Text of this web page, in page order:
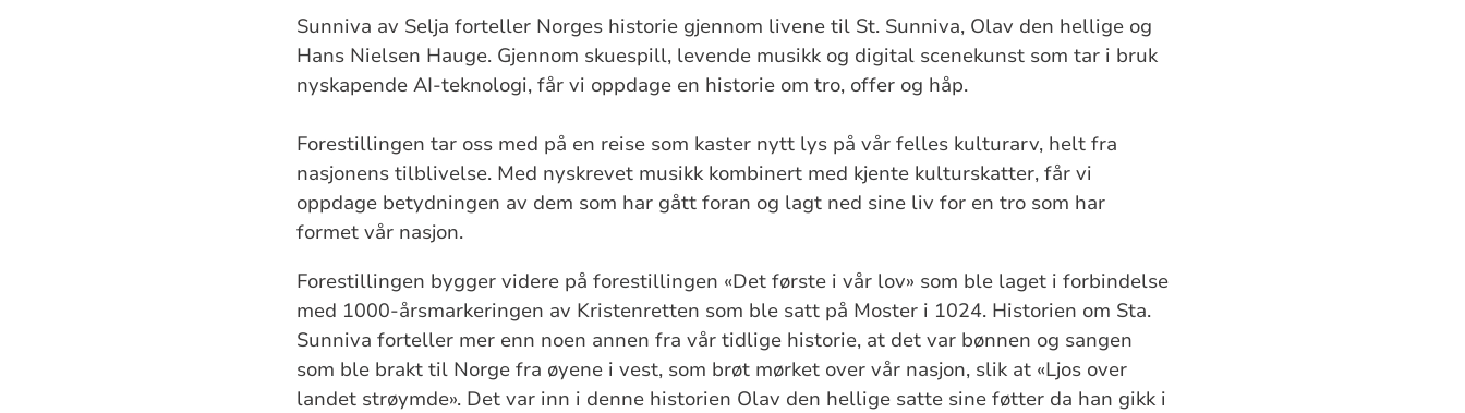
Sunniva av Selja forteller Norges historie gjennom livene til St. Sunniva, Olav den hellige og
Hans Nielsen Hauge. Gjennom skuespill, levende musikk og digital scenekunst som tar i bruk
nyskapende AI-teknologi, får vi oppdage en historie om tro, offer og håp.
Forestillingen tar oss med på en reise som kaster nytt lys på vår felles kulturarv, helt fra
nasjonens tilblivelse. Med nyskrevet musikk kombinert med kjente kulturskatter, får vi
oppdage betydningen av dem som har gått foran og lagt ned sine liv for en tro som har
formet vår nasjon.
Forestillingen bygger videre på forestillingen «Det første i vår lov» som ble laget i forbindelse
med 1000-årsmarkeringen av Kristenretten som ble satt på Moster i 1024. Historien om Sta.
Sunniva forteller mer enn noen annen fra vår tidlige historie, at det var bønnen og sangen
som ble brakt til Norge fra øyene i vest, som brøt mørket over vår nasjon, slik at «Ljos over
landet strøymde». Det var inn i denne historien Olav den hellige satte sine føtter da han gikk i